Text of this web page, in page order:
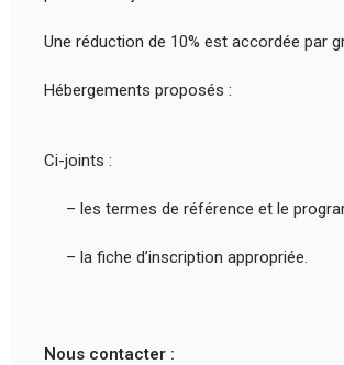
Une réduction de 10% est accordée par
Hébergements proposés :
Ci-joints :
– les termes de référence et le
– la fiche d’inscription appropriée.
Nous contacter :